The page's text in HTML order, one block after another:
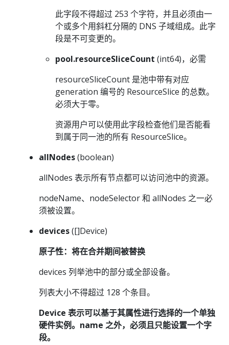
此字段不得超过 253 个字符，并且必须由一
个或多个用斜杠分隔的 DNS 子域组成。此字
段是不可变更的。
pool.resourceSliceCount (int64)，必需
resourceSliceCount 是池中带有对应
generation 编号的 ResourceSlice 的总数。
必须大于零。
资源用户可以使用此字段检查他们是否能看
到属于同一池的所有 ResourceSlice。
allNodes(boolean)
allNodes 表示所有节点都可以访问池中的资源。
nodeName、nodeSelector 和 allNodes 之一必
须被设置。
devices([]Device)
原子性：将在合并期间被替换
devices 列举池中的部分或全部设备。
列表大小不得超过 128 个条目。
Device 表示可以基于其属性进行选择的一个单独
硬件实例。name 之外，必须且只能设置一个字
段。